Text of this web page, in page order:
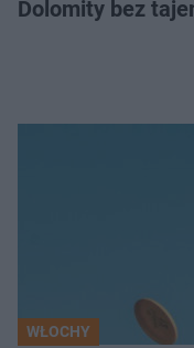
Dolomity bez
WŁOCHY